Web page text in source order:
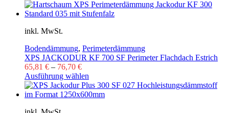
inkl. MwSt.
Bodendämmung, Perimeterdämmung
XPS JACKODUR KF 700 SF Perimeter Flachdach Estrich
65,81 € – 76,70 €
Ausführung wählen